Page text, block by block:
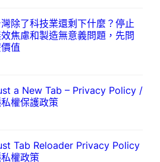
除了科技業還剩下什麼？停止
焦慮和製造無意義問題，先問
值
a New Tab – Privacy Policy /
私權保護政策
Tab Reloader Privacy Policy
私權政策